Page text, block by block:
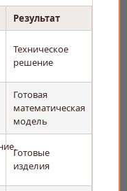
Результат
Техническое
решение
Готовая
математическая
модель
Готовые
изделия